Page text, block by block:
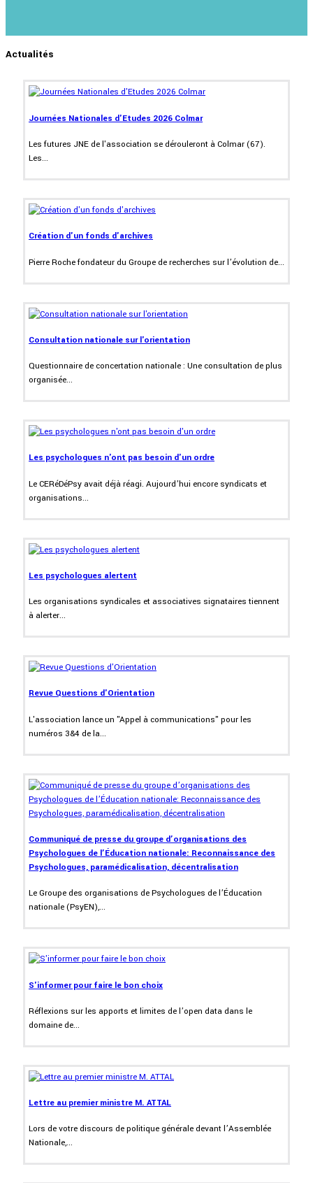
Actualités
Journées Nationales d'Etudes 2026 Colmar
Les futures JNE de l'association se dérouleront à Colmar (67).
Les...
Création d'un fonds d'archives
Pierre Roche fondateur du Groupe de recherches sur l’évolution de...
Consultation nationale sur l'orientation
Questionnaire de concertation nationale : Une consultation de plus
organisée...
Les psychologues n'ont pas besoin d'un ordre
Le CERéDéPsy avait déjà réagi. Aujourd’hui encore syndicats et
organisations...
Les psychologues alertent
Les organisations syndicales et associatives signataires tiennent
à alerter...
Revue Questions d'Orientation
L'association lance un "Appel à communications" pour les
numéros 3&4 de la...
Communiqué de presse du groupe d’organisations des
Psychologues de l’Éducation nationale: Reconnaissance des
Psychologues, paramédicalisation, décentralisation
Le Groupe des organisations de Psychologues de l’Éducation
nationale (PsyEN),...
S'informer pour faire le bon choix
Réflexions sur les apports et limites de l’open data dans le
domaine de...
Lettre au premier ministre M. ATTAL
Lors de votre discours de politique générale devant l’Assemblée
Nationale,...